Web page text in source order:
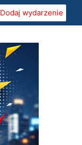
Dodaj wydarzenie